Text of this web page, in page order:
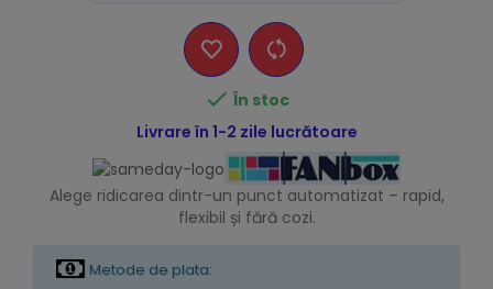
 În stoc
Livrare în 1-2 zile lucrătoare
Alege ridicarea dintr-un punct automatizat – rapid,
flexibil și fără cozi.
Metode de plata: